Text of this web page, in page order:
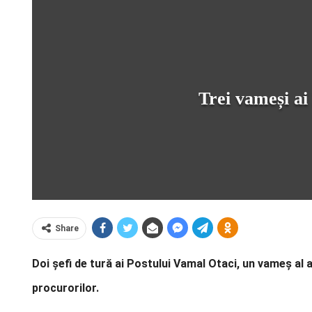
Trei vameși
Share
Doi șefi de tură ai Postului Vamal Otaci, un vameș
procurorilor.